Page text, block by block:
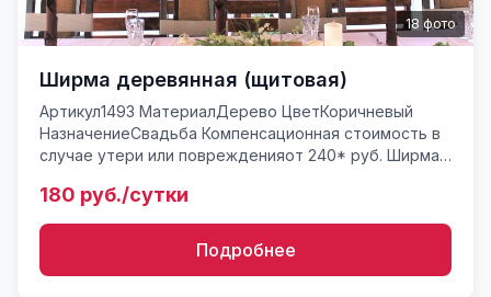
18 фото
Ширма деревянная (щитовая)
Артикул1493 МатериалДерево ЦветКоричневый
НазначениеСвадьба Компенсационная стоимость в
случае утери или поврежденияот 240* руб. Ширма
Оригинальная ширма ...
180 руб./сутки
Подробнее